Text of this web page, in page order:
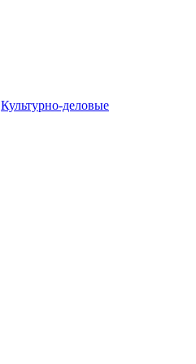
Культурно-деловые